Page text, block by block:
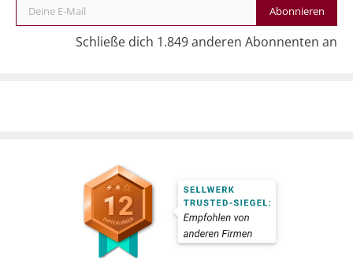
Abonnieren
Schließe dich 1.849 anderen Abonnenten an